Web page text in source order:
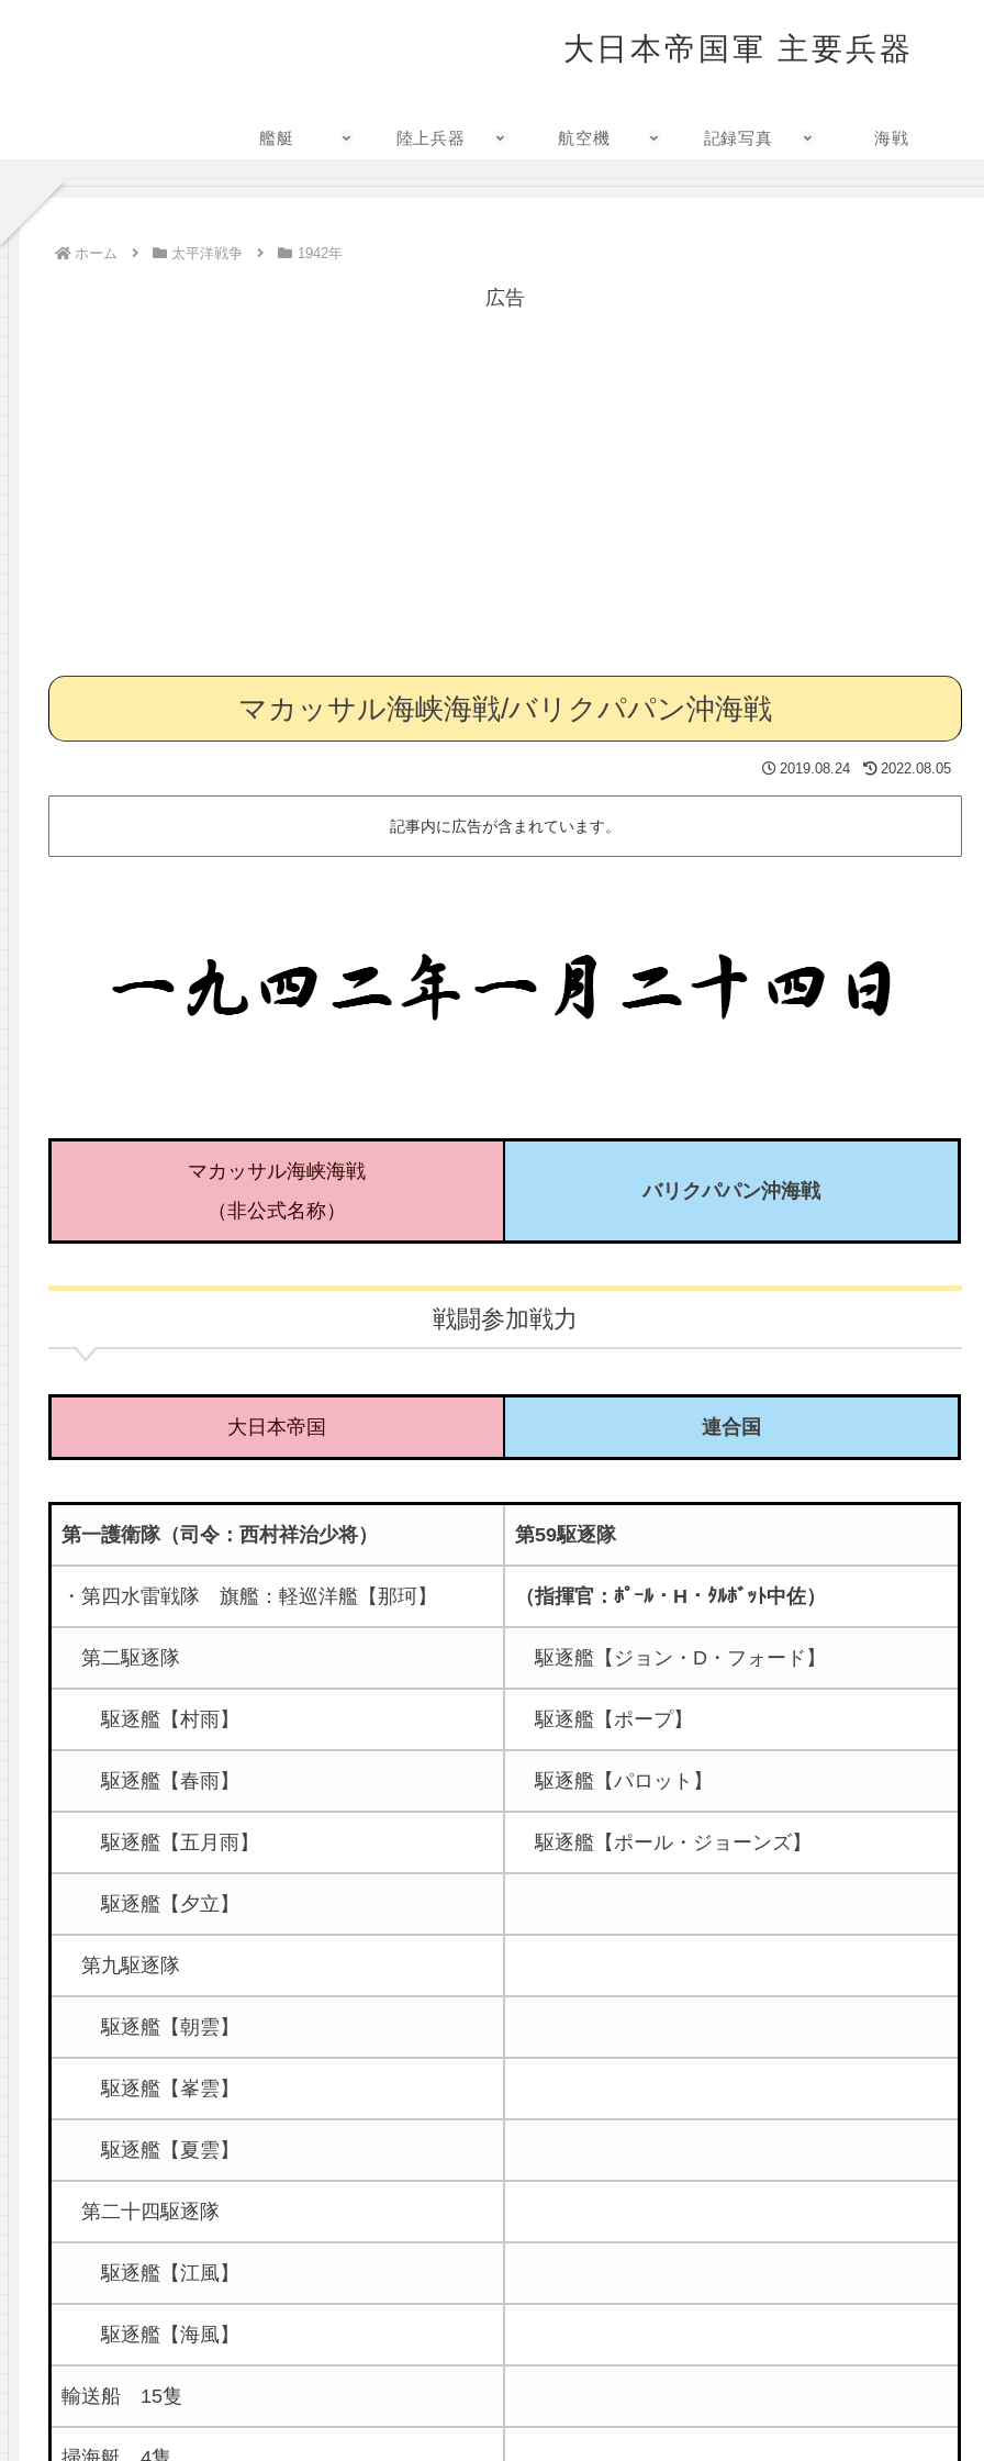
大日本帝国軍 主要兵器
艦艇 陸上兵器 航空機 記録写真 海戦
ホーム 太平洋戦争 1942年
広告
マカッサル海峡海戦/バリクパパン沖海戦
2019.08.24 2022.08.05
記事内に広告が含まれています。
マカッサル海峡海戦
（非公式名称）
バリクパパン沖海戦
戦闘参加戦力
大日本帝国 連合国
第一護衛隊（司令：西村祥治少将） 第59駆逐隊
・第四水雷戦隊 旗艦：軽巡洋艦【那珂】 （指揮官：ﾎﾟｰﾙ・H・ﾀﾙﾎﾞｯﾄ中佐）
第二駆逐隊 駆逐艦【ジョン・D・フォード】
駆逐艦【村雨】 駆逐艦【ポープ】
駆逐艦【春雨】 駆逐艦【パロット】
駆逐艦【五月雨】 駆逐艦【ポール・ジョーンズ】
駆逐艦【夕立】
第九駆逐隊
駆逐艦【朝雲】
駆逐艦【峯雲】
駆逐艦【夏雲】
第二十四駆逐隊
駆逐艦【江風】
駆逐艦【海風】
輸送船 15隻